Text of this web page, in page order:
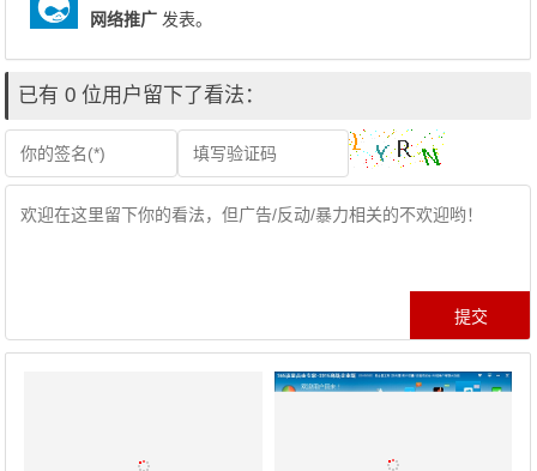
网络推广 发表。
已有 0 位用户留下了看法：